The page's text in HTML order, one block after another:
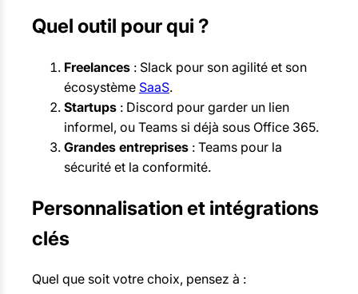
Quel outil pour qui ?
Freelances : Slack pour son agilité et son
écosystème SaaS.
Startups : Discord pour garder un lien
informel, ou Teams si déjà sous Office 365.
Grandes entreprises : Teams pour la
sécurité et la conformité.
Personnalisation et intégrations
clés
Quel que soit votre choix, pensez à :